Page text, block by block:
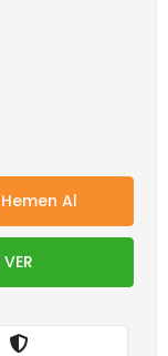
Hemen Al